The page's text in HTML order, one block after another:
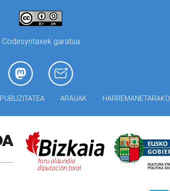
Codesyntaxek garatua
PUBLIZITATEA ARAUAK HARREMANETARAKO